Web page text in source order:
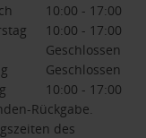
10:00 - 17:00
10:00 - 17:00
Geschlossen
Geschlossen
10:00 - 17:00
Rückgabe.
des